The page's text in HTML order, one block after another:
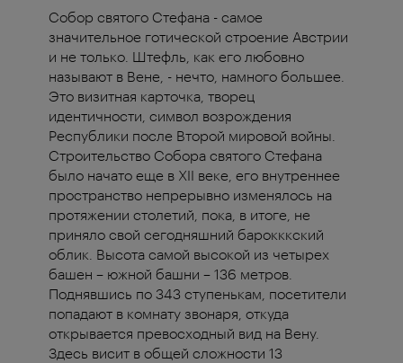
Собор святого Стефана - самое
значительное готической строение Австрии
и не только. Штефль, как его любовно
называют в Вене, - нечто, намного большее.
Это визитная карточка, творец
идентичности, символ возрождения
Республики после Второй мировой войны.
Строительство Собора святого Стефана
было начато еще в XII веке, его внутреннее
пространство непрерывно изменялось на
протяжении столетий, пока, в итоге, не
приняло свой сегодняшний барокккский
облик. Высота самой высокой из четырех
башен – южной башни – 136 метров.
Поднявшись по 343 ступенькам, посетители
попадают в комнату звонаря, откуда
открывается превосходный вид на Вену.
Здесь висит в общей сложности 13